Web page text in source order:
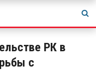
РК в
с